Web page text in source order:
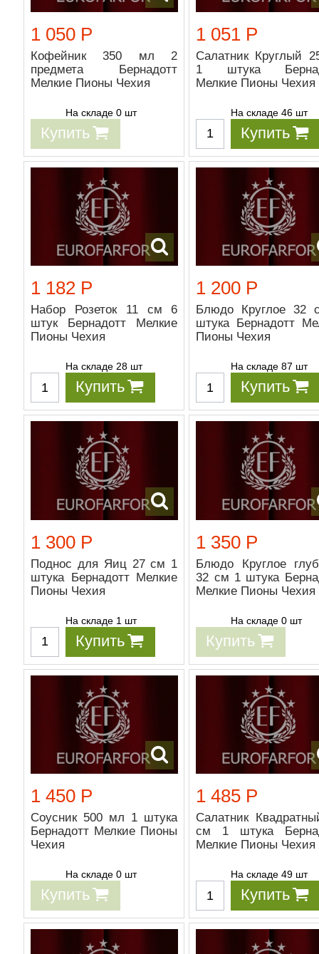
1 050 Р
Кофейник 350 мл 2
предмета Бернадотт
Мелкие Пионы Чехия
На складе 0 шт
Купить
1 051 Р
Салатник Круглый
1 штука
Мелкие Пионы Чехия
На складе 46 шт
Купить
1 182 Р
Набор Розеток 11 см 6
штук Бернадотт Мелкие
Пионы Чехия
На складе 28 шт
Купить
1 200 Р
Блюдо Круглое 32
штука Бернадотт
Пионы Чехия
На складе 87 шт
Купить
1 300 Р
Поднос для Яиц 27 см 1
штука Бернадотт Мелкие
Пионы Чехия
На складе 1 шт
Купить
1 350 Р
Блюдо Круглое
32 см 1 штука
Мелкие Пионы Чехия
На складе 0 шт
Купить
1 450 Р
Соусник 500 мл 1 штука
Бернадотт Мелкие Пионы
Чехия
На складе 0 шт
Купить
1 485 Р
Салатник
см 1 штука
Мелкие Пионы Чехия
На складе 49 шт
Купить